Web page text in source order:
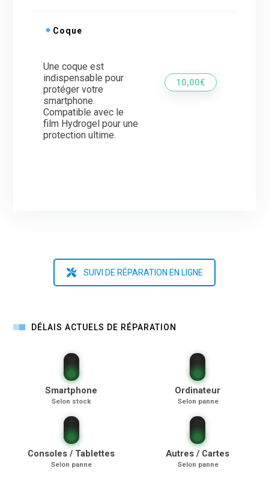
Coque
Une coque est
indispensable pour
protéger votre
smartphone.
Compatible avec le
film Hydrogel pour une
protection ultime.
10,00€
SUIVI DE RÉPARATION EN LIGNE
DÉLAIS ACTUELS DE RÉPARATION
Smartphone
Selon stock
Ordinateur
Selon panne
Consoles / Tablettes
Selon panne
Autres / Cartes
Selon panne